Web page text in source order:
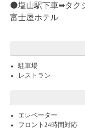
⚫️塩山駅下車➡︎タク
富士屋ホテル
駐車場
レストラン
エレベーター
フロント24時間対応